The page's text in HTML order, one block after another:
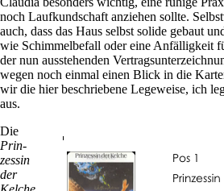
noch Lauf­kund­schaft anziehen sollte.
auch, dass das Haus selbst solide gebaut
wie Schim­mel­be­fall oder eine Anfäl­lig­keit
der nun aus­ste­henden
wegen noch einmal einen Blick in die
wir die hier beschrie­bene Lege­weise, ich
aus.
Die
Prin­
zessin
der